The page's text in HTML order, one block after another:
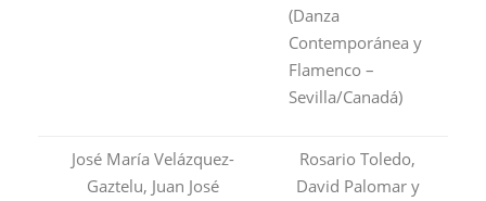
(Danza
Contemporánea y
Flamenco –
Sevilla/Canadá)
José María Velázquez-
Gaztelu, Juan José
Rosario Toledo,
David Palomar y